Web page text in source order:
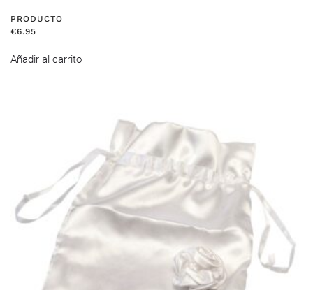
PRODUCTO
€6.95
Añadir al carrito